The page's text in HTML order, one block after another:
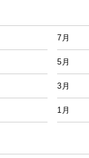
7月
5月
3月
1月